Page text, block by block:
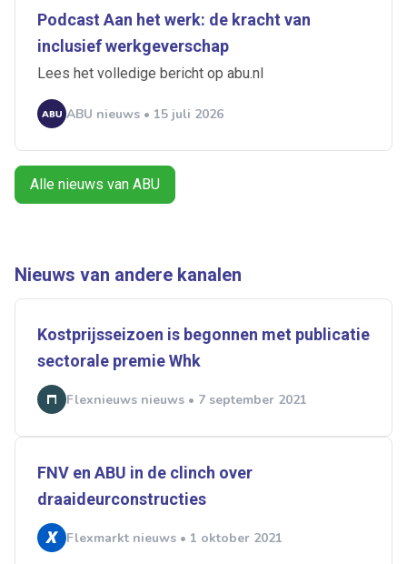
Podcast Aan het werk: de kracht van
inclusief werkgeverschap
Lees het volledige bericht op abu.nl
ABU nieuws • 15 juli 2026
Alle nieuws van ABU
Nieuws van andere kanalen
Kostprijsseizoen is begonnen met publicatie
sectorale premie Whk
Flexnieuws nieuws • 7 september 2021
FNV en ABU in de clinch over
draaideurconstructies
Flexmarkt nieuws • 1 oktober 2021
Ontvang vacatures direct in
je mailbox
Alerts ontvangen
Artikelen zoeken
Alles Ingezonden ABU
Doorzaam
Normering Arbeid
ZiPconomy